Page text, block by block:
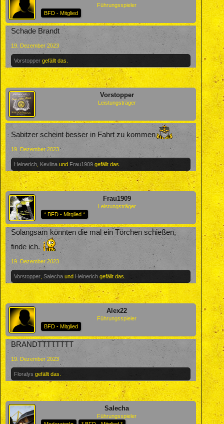
Führungsspieler
BFD - Mitglied
Schade Brandt
19. Dezember 2023
Vorstopper gefällt das.
Vorstopper
Leistungsträger
Sabitzer scheint besser in Fahrt zu kommen
19. Dezember 2023
Heinerich Kevlina und Frau1909 gefällt das.
Frau1909
Leistungsträger
* BFD - Mitglied *
Solangsam könnten die mal ein Törchen schießen,
finde ich.
19. Dezember 2023
Vorstopper Salecha und Heinerich gefällt das.
Alex22
Führungsspieler
BFD - Mitglied
BRANDTTTTTTTT
19. Dezember 2023
Floralys gefällt das.
Salecha
Führungsspieler